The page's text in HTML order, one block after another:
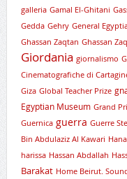
galleria Gamal El-Ghitani
Gedda Gehry General
Ghassan Zaqtan Ghassan
Giordania giornalismo
Cinematografiche di
Giza Global Teacher Prize
Egyptian Museum Grand
Guernica guerra Guerre
Bin Abdulaziz Al Kawari
harissa Hassan Abdallah
Barakat Home Beirut.